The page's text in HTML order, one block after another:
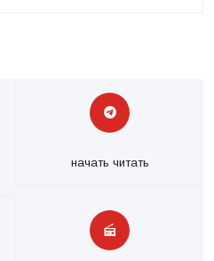
начать читать